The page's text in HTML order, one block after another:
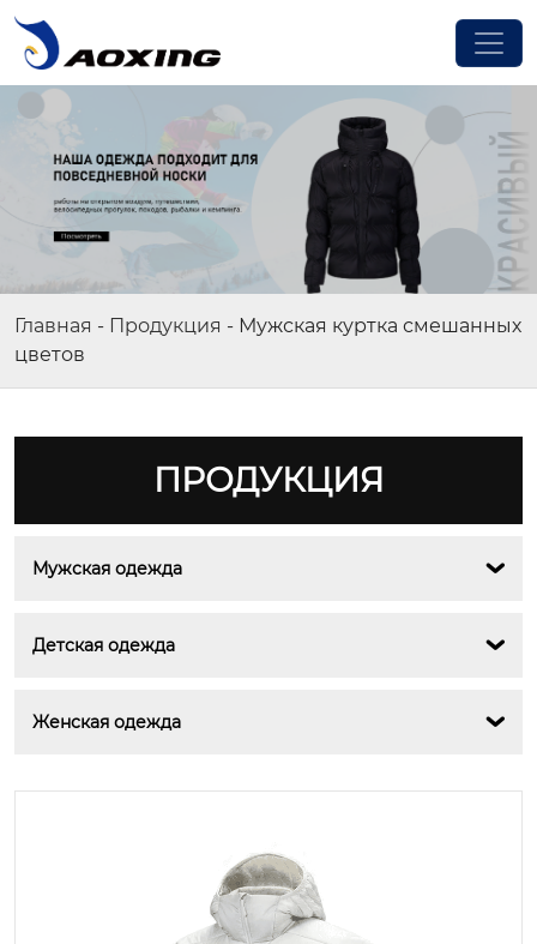
Главная - Продукция - Мужская куртка смешанных
цветов
ПРОДУКЦИЯ
Мужская одежда 
Детская одежда 
Женская одежда 